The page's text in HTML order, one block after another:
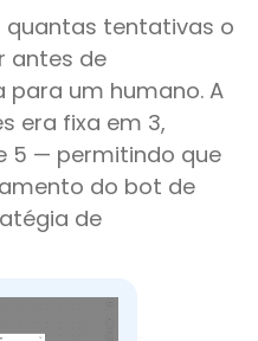
quantas tentativas o
antes de
para um humano. A
era fixa em 3,
5 — permitindo que
do bot de
de